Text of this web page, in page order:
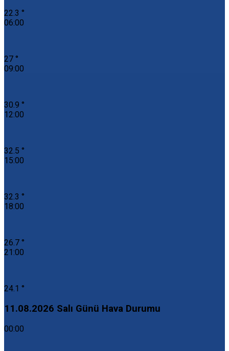
22.3 °
06:00
27 °
09:00
30.9 °
12:00
32.5 °
15:00
32.3 °
18:00
26.7 °
21:00
24.1 °
11.08.2026 Salı Günü Hava Durumu
00:00